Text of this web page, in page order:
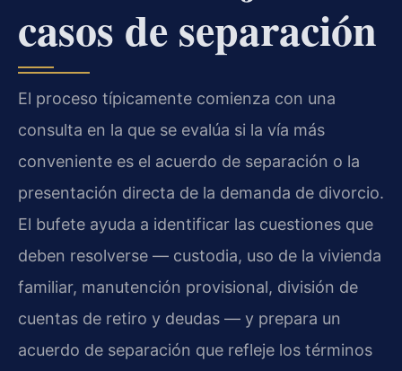
casos de separación
El proceso típicamente comienza con una
consulta en la que se evalúa si la vía más
conveniente es el acuerdo de separación o la
presentación directa de la demanda de divorcio.
El bufete ayuda a identificar las cuestiones que
deben resolverse — custodia, uso de la vivienda
familiar, manutención provisional, división de
cuentas de retiro y deudas — y prepara un
acuerdo de separación que refleje los términos